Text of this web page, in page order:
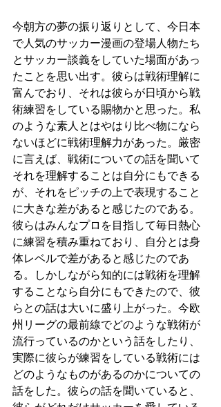
今朝方の夢の振り返りとして、今日本
で人気のサッカー漫画の登場人物たち
とサッカー談義をしていた場面があっ
たことを思い出す。彼らは戦術理解に
富んでおり、それは彼らが日頃から戦
術練習をしている賜物かと思った。私
のような素人とはやはり比べ物になら
ないほどに戦術理解力があった。厳密
に言えば、戦術についての話を聞いて
それを理解することは自分にもできる
が、それをピッチの上で表現すること
に大きな差があると感じたのである。
彼らはみんなプロを目指して毎日熱心
に練習を積み重ねており、自分とは身
体レベルで差があると感じたのであ
る。しかしながら知的には戦術を理解
することなら自分にもできたので、彼
らとの話は大いに盛り上がった。今欧
州リーグの最前線でどのような戦術が
流行っているのかという話をしたり、
実際に彼らが練習をしている戦術には
どのようなものがあるのかについての
話をした。彼らの話を聞いていると、